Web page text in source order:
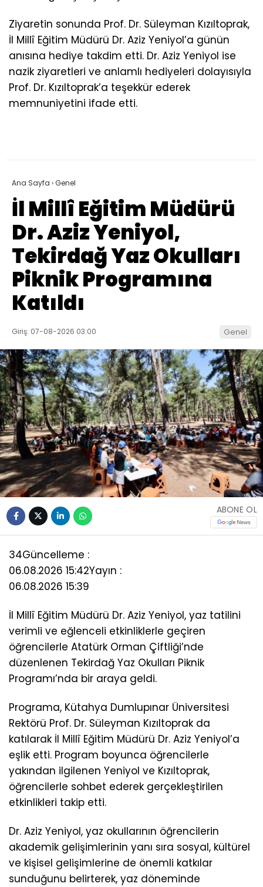
Ziyaretin sonunda Prof. Dr. Süleyman Kızıltoprak,
İl Millî Eğitim Müdürü Dr. Aziz Yeniyol’a günün
anısına hediye takdim etti. Dr. Aziz Yeniyol ise
nazik ziyaretleri ve anlamlı hediyeleri dolayısıyla
Prof. Dr. Kızıltoprak’a teşekkür ederek
memnuniyetini ifade etti.
Ana Sayfa ›Genel
İl Millî Eğitim Müdürü
Dr. Aziz Yeniyol,
Tekirdağ Yaz Okulları
Piknik Programına
Katıldı
Giriş: 07-08-2026 03:00 Genel
ABONE OL
34Güncelleme :
06.08.2026 15:42Yayın :
06.08.2026 15:39
İl Millî Eğitim Müdürü Dr. Aziz Yeniyol, yaz tatilini
verimli ve eğlenceli etkinliklerle geçiren
öğrencilerle Atatürk Orman Çiftliği’nde
düzenlenen Tekirdağ Yaz Okulları Piknik
Programı’nda bir araya geldi.
Programa, Kütahya Dumlupınar Üniversitesi
Rektörü Prof. Dr. Süleyman Kızıltoprak da
katılarak İl Millî Eğitim Müdürü Dr. Aziz Yeniyol’a
eşlik etti. Program boyunca öğrencilerle
yakından ilgilenen Yeniyol ve Kızıltoprak,
öğrencilerle sohbet ederek gerçekleştirilen
etkinlikleri takip etti.
Dr. Aziz Yeniyol, yaz okullarının öğrencilerin
akademik gelişimlerinin yanı sıra sosyal, kültürel
ve kişisel gelişimlerine de önemli katkılar
sunduğunu belirterek, yaz döneminde